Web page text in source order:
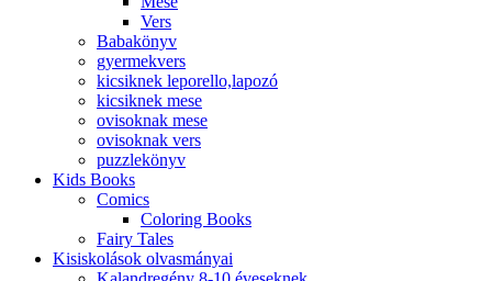
Vers
Babakönyv
gyermekvers
kicsiknek leporello,lapozó
kicsiknek mese
ovisoknak mese
ovisoknak vers
puzzlekönyv
Kids Books
Comics
Coloring Books
Fairy Tales
Kisiskolások olvasmányai